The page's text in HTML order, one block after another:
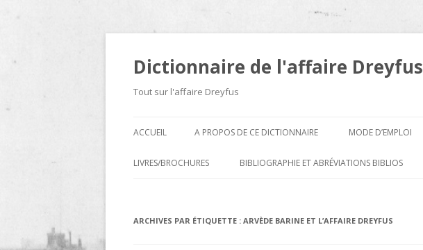
Dictionnaire de l'affaire Dreyfus
Tout sur l'affaire Dreyfus
ACCUEIL A PROPOS DE CE DICTIONNAIRE MODE D’EMPLOI
LIVRES/BROCHURES
D
BIBLIOGRAPHIE ET ABRÉVIATIONS BIBLIOS
ARCHIVES PAR ÉTIQUETTE : ARVÈDE BARINE ET L’AFFAIRE DREYFUS